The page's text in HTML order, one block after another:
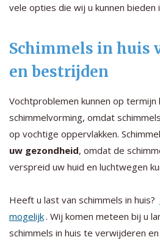
vele opties die wij u kunnen bieden
Schimmels in huis
en bestrijden
Vochtproblemen kunnen op
schimmelvorming, omdat
op vochtige oppervlakken.
uw gezondheid, omdat de
verspreid uw huid en luchtwegen
Heeft u last van schimmels in huis?
mogelijk . Wij komen meteen bij u
schimmels in huis te verwijderen